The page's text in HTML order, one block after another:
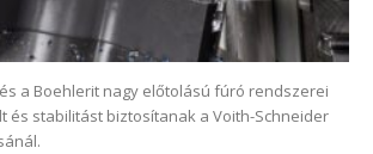
a Boehlerit nagy előtolású fúró rendszerei
és stabilitást biztosítanak a Voith-Schneider